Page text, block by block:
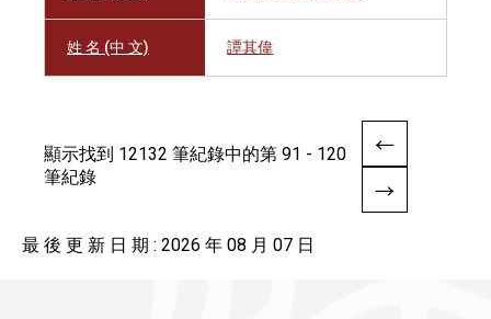
姓 名 (中 文) 譚其偉
顯示找到 12132 筆紀錄中的第 91 - 120
筆紀錄
最 後 更 新 日 期 : 2026 年 08 月 07 日